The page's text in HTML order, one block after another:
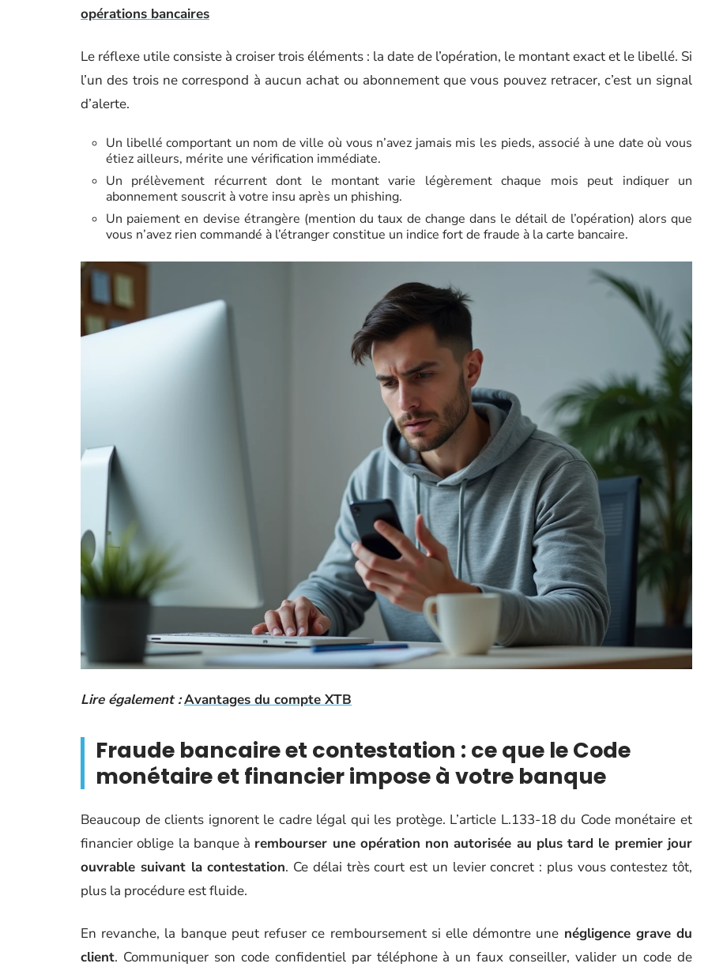
opérations bancaires
Le réflexe utile consiste à croiser trois éléments : la date de l’opération, le montant exact et le libellé. Si
l’un des trois ne correspond à aucun achat ou abonnement que vous pouvez retracer, c’est un signal
d’alerte.
Un libellé comportant un nom de ville où vous n’avez jamais mis les pieds, associé à une date où vous
étiez ailleurs, mérite une vérification immédiate.
Un prélèvement récurrent dont le montant varie légèrement chaque mois peut indiquer un
abonnement souscrit à votre insu après un phishing.
Un paiement en devise étrangère (mention du taux de change dans le détail de l’opération) alors que
vous n’avez rien commandé à l’étranger constitue un indice fort de fraude à la carte bancaire.
Lire également :Avantages du compte XTB
Fraude bancaire et contestation : ce que le Code
monétaire et financier impose à votre banque
Beaucoup de clients ignorent le cadre légal qui les protège. L’article L.133-18 du Code monétaire et
financier oblige la banque à rembourser une opération non autorisée au plus tard le premier jour
ouvrable suivant la contestation. Ce délai très court est un levier concret : plus vous contestez tôt,
plus la procédure est fluide.
En revanche, la banque peut refuser ce remboursement si elle démontre une négligence grave du
client. Communiquer son code confidentiel par téléphone à un faux conseiller, valider un code de